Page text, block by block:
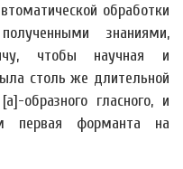
обработки
знаниями,
чтобы научная и
столь же длительной
образного гласного, и
первая форманта на